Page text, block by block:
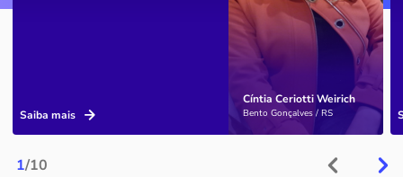
1/10
Cíntia Ceriotti Weirich
Bento Gonçalves / RS
Saiba mais